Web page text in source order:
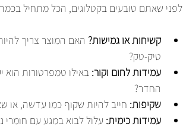
לפני שאתם טובעים בקטלוגים, הכל מתחיל
קשיחות או גמישות?
טיק-טק?
עמידות לחום וקור: באילו טמפרטורות
החדר?
שקיפות: חייב להיות שקוף כמו עדשה, או
עמידות כימית: עלול לבוא במגע עם חומרי